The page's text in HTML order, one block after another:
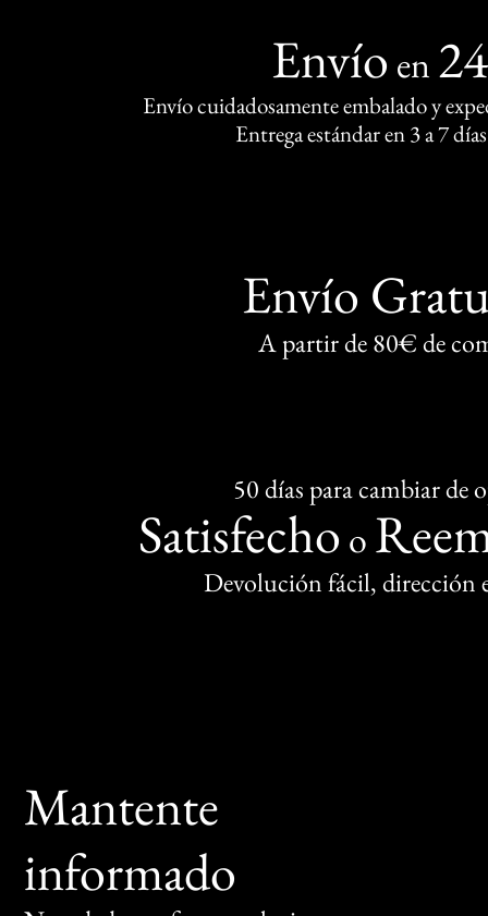
Envío en
Envío cuidadosamente embalado y
Entrega estándar en 3 a 7
Envío
A partir de 80€ de
50 días para cambiar de
Satisfecho o
Devolución fácil, dirección
Mantente
informado